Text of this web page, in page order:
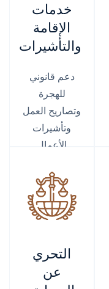
خدمات
الإقامة
والتأشيرات
دعم قانوني
للهجرة
وتصاريح العمل
وتأشيرات
الأعمال
التحري
عن